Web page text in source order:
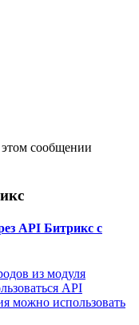
сообщении
API Битрикс c
из модуля
API
можно использовать